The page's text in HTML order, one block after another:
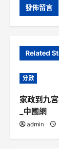
Related
分數
家政到九
_中國網
admin